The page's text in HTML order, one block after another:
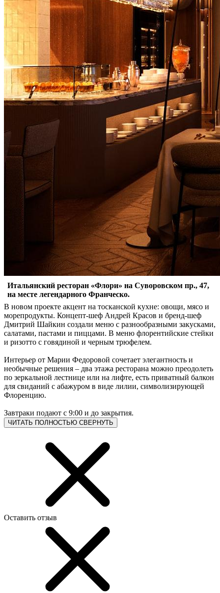
Итальянский ресторан «Флори» на Суворовском пр., 47,
на месте легендарного Франческо.
В новом проекте акцент на тосканской кухне: овощи, мясо и
морепродукты. Концепт-шеф Андрей Красов и бренд-шеф
Дмитрий Шайкин создали меню с разнообразными закусками,
салатами, пастами и пиццами. В меню флорентийские стейки
и ризотто с говядиной и черным трюфелем.
Интерьер от Марии Федоровой сочетает элегантность и
необычные решения – два этажа ресторана можно преодолеть
по зеркальной лестнице или на лифте, есть приватный балкон
для свиданий с абажуром в виде лилии, символизирующей
Флоренцию.
Завтраки подают с 9:00 и до закрытия.
ЧИТАТЬ ПОЛНОСТЬЮ СВЕРНУТЬ
Оставить отзыв